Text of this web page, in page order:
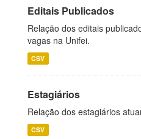
Editais Publicados
Relação dos editais
vagas na Unifei.
CSV
Estagiários
Relação dos estagiários
CSV